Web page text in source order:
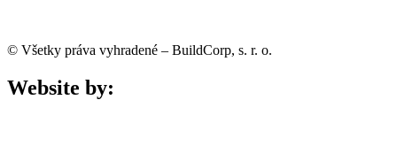
© Všetky práva vyhradené – BuildCorp, s. r. o.
Website by: